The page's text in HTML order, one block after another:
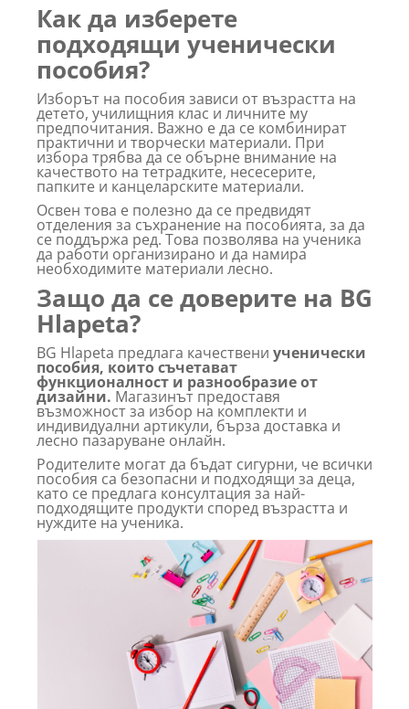
Как да изберете
подходящи ученически
пособия?
Изборът на пособия зависи от възрастта на
детето, училищния клас и личните му
предпочитания. Важно е да се комбинират
практични и творчески материали. При
избора трябва да се обърне внимание на
качеството на тетрадките, несесерите,
папките и канцеларските материали.
Освен това е полезно да се предвидят
отделения за съхранение на пособията, за да
се поддържа ред. Това позволява на ученика
да работи организирано и да намира
необходимите материали лесно.
Защо да се доверите на BG
Hlapeta?
BG Hlapeta предлага качествени ученически
пособия, които съчетават
функционалност и разнообразие от
дизайни. Магазинът предоставя
възможност за избор на комплекти и
индивидуални артикули, бърза доставка и
лесно пазаруване онлайн.
Родителите могат да бъдат сигурни, че всички
пособия са безопасни и подходящи за деца,
като се предлага консултация за най-
подходящите продукти според възрастта и
нуждите на ученика.